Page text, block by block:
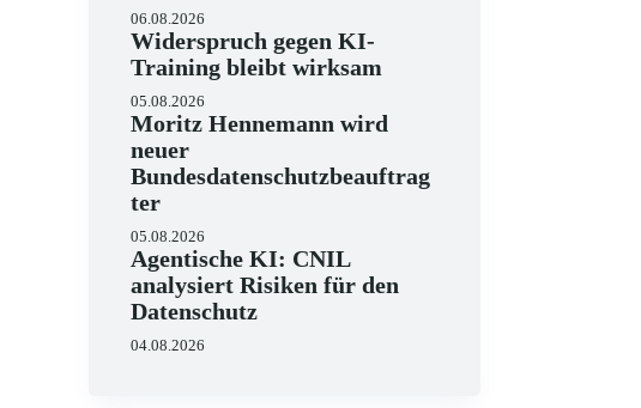
06.08.2026
Widerspruch gegen KI-
Training bleibt wirksam
05.08.2026
Moritz Hennemann wird
neuer
Bundesdatenschutzbeauftrag
ter
05.08.2026
Agentische KI: CNIL
analysiert Risiken für den
Datenschutz
04.08.2026